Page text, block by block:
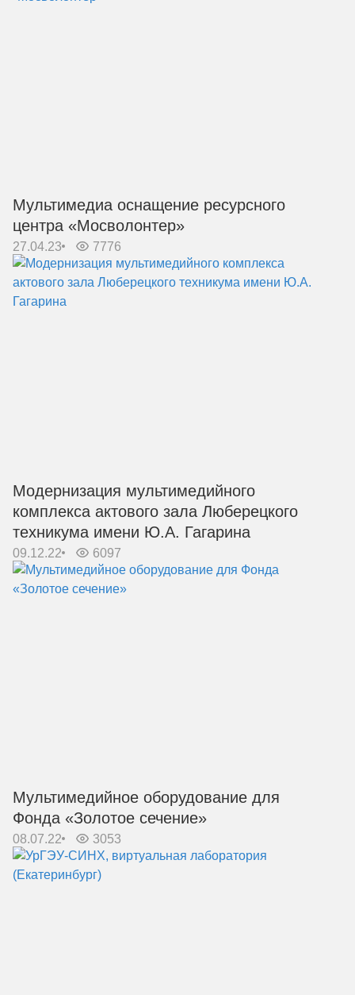
Мультимедиа оснащение ресурсного
центра «Мосволонтер»
27.04.23 7776
Модернизация мультимедийного
комплекса актового зала Люберецкого
техникума имени Ю.А. Гагарина
09.12.22 6097
Мультимедийное оборудование для
Фонда «Золотое сечение»
08.07.22 3053